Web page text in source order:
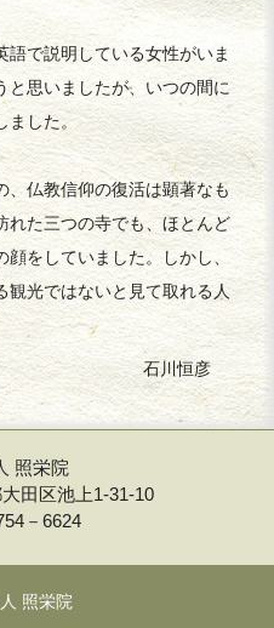
で説明している女性がいま
と思いましたが、いつの間に
ました。
仏教信仰の復活は顕著なも
れた三つの寺でも、ほとんど
顔をしていました。しかし、
観光ではないと見て取れる人
石川恒彦
照栄院
田区池上1-31-10
－6624
照栄院